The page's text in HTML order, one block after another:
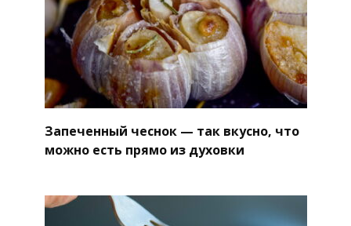
Запеченный чеснок — так вкусно, что
можно есть прямо из духовки